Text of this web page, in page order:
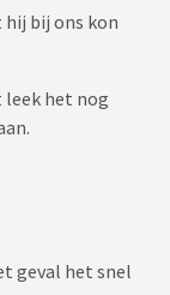
bij ons kon
leek het nog
geval het snel